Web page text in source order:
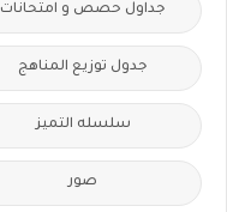
جداول حصص و امتحانات
جدول توزيع المناهج
سلسله التميز
صور